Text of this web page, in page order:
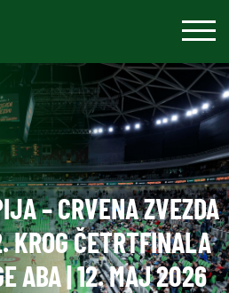
– CRVENA ZVEZDA
KROG ČETRTFINALA
ABA | 12. MAJ 2026